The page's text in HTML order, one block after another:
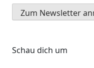
Schau dich um